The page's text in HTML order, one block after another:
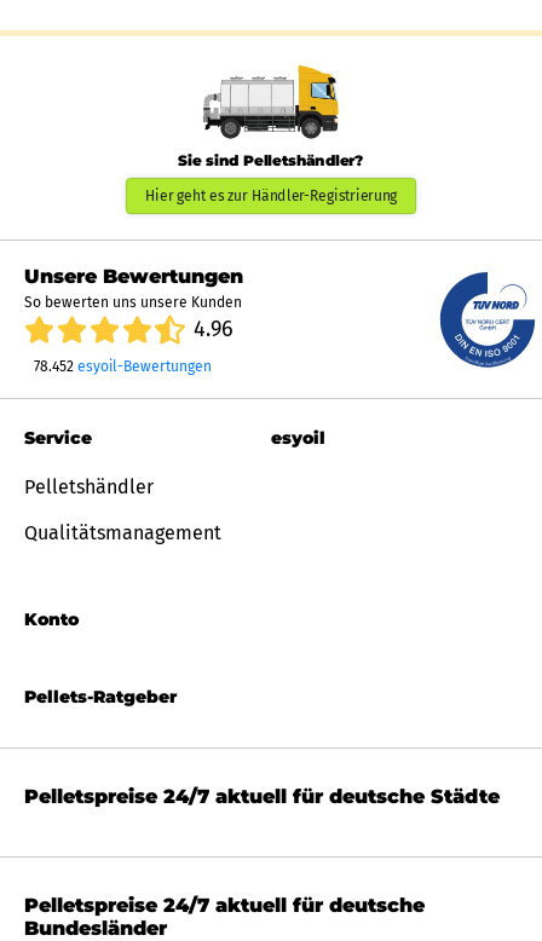
Sie sind Pelletshändler?
Hier geht es zur Händler-Registrierung
Unsere Bewertungen
So bewerten uns unsere Kunden
4.96
78.452 esyoil-Bewertungen
Pellets-Ratgeber
Service
Pelletshändler
Qualitätsmanagement
Konto
esyoil
Pelletspreise 24/7 aktuell für deutsche Städte
Pelletspreise 24/7 aktuell für deutsche
Bundesländer